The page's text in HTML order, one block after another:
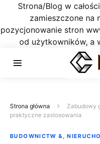
Strona/Blog w
zamieszczone na
pozycjonowanie stron
od użytkowników, a
Strona główna
Zabudowy
praktyczne zastosowania
BUDOWNICTW &,